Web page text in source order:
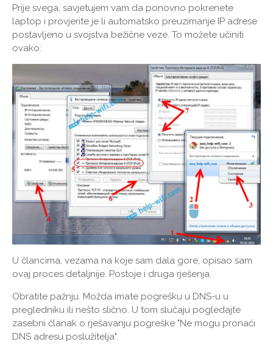
Prije svega, savjetujem vam da ponovno pokrenete
laptop i provjerite je li automatsko preuzimanje IP adrese
postavljeno u svojstva bežične veze. To možete učiniti
ovako:
U člancima, vezama na koje sam dala gore, opisao sam
ovaj proces detaljnije. Postoje i druga rješenja.
Obratite pažnju. Možda imate pogrešku u DNS-u u
pregledniku ili nešto slično. U tom slučaju pogledajte
zasebni članak o rješavanju pogreške "Ne mogu pronaći
DNS adresu poslužitelja".